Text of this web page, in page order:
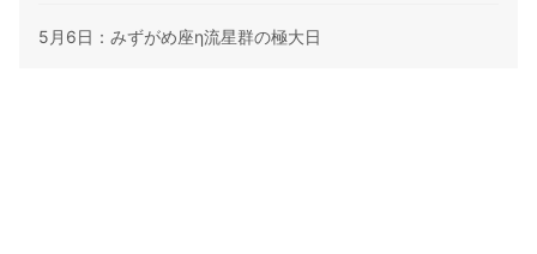
5月6日：みずがめ座η流星群の極大日